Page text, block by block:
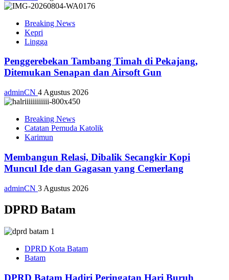
Breaking News
Kepri
Lingga
Penggerebekan Tambang Timah di Pekajang,
Ditemukan Senapan dan Airsoft Gun
adminCN 4 Agustus 2026
Breaking News
Catatan Pemuda Katolik
Karimun
Membangun Relasi, Dibalik Secangkir Kopi
Muncul Ide dan Gagasan yang Cemerlang
adminCN 3 Agustus 2026
DPRD Batam
DPRD Kota Batam
Batam
DPRD Batam Hadiri Peringatan Hari Buruh